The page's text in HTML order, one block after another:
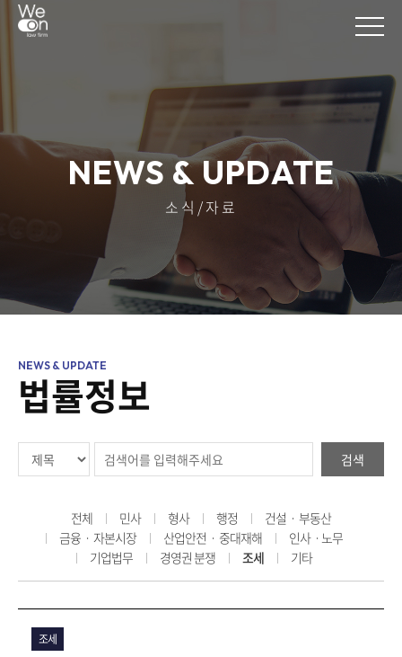
NEWS & UPDATE
소식/자료
법률정보
검색
전체 민사 형사 행정
건설ㆍ 부동산
금융ㆍ 자본시장
산업안전ㆍ 중대재해
인사ㆍ노무
기업법무
경영권 분쟁 조세 기타
조세